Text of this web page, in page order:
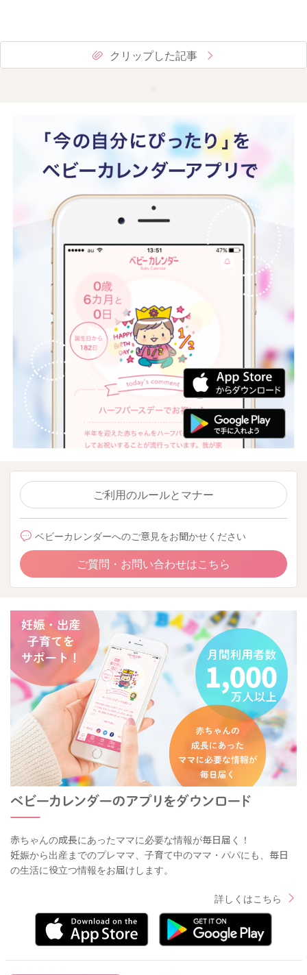
クリップした記事
ご利用のルールとマナー
ベビーカレンダーへのご意見をお聞かせください
ご質問・お問い合わせはこちら
赤ちゃんの成長にあったママに必要な情報が毎日届く！
妊娠から出産までのプレママ、子育て中のママ・パパにも、毎日
の生活に役立つ情報をお届けします。
詳しくはこちら